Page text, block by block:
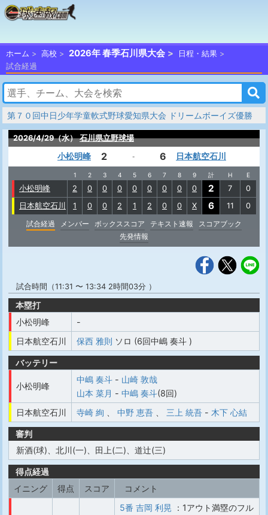
ホーム 高校 2026年 春季石川県大会
日程・結果
試合経過
第７０回中日少年学童軟式野球愛知県大会 ドリームボーイズ優勝
2026/4/29（水） 石川県立野球場
小松明峰 2 - 6 日本航空石川
1 2 3 4 5 6 7 8 9 計 H E
小松明峰 2 0 0 0 0 0 0 0 0 2 7
0
日本航空石川
1 0 0 2 1 2 0 0 X 6 11
0
試合経過
メンバー ボックススコア テキスト速報
スコアブック
先発情報
試合時間（11:31 〜 13:34 2時間03分 ）
本塁打
小松明峰
-
日本航空石川
保西 雅則 ソロ (6回中嶋 奏斗 )
バッテリー
小松明峰
中嶋 奏斗 - 山崎 敦哉
山本 菜月 - 中嶋 奏斗(8回)
日本航空石川
寺崎 絢 中野 恵吾 三上 統吾 - 木下 心結
審判
新酒(球)、北川(一)、田上(二)、道辻(三)
得点経過
イニング
得点 スコア コメント
5番 吉岡 利晃 ：1アウト満塁のフル